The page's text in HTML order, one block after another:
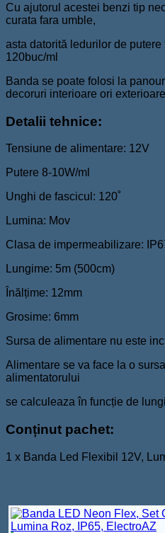
Cu ajutorul acestei benzi tip
curata fara umble,
asta datorită ledurilor de
120buc/ml
Banda se poate folosi la
decoruri interioare ori
Detalii tehnice:
Tensiune de alimentare: 12V
Putere 8-10W/ml
Unghi de fascicul: 120˚
Lumina: Mov
Clasa de impermeabilizare:
Lungime: 5m (500cm)
Înălțime: 12mm
Grosime: 6mm
Sursa de alimentare nu este
Alimentare se va face la o
alimentatorului
se calculeaza în funcție de
Conținut pachet:
1 x Banda Led Flexibil 12V,